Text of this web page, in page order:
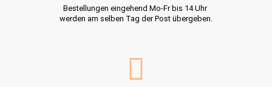
Bestellungen eingehend Mo-Fr bis 14 Uhr
werden am selben Tag der Post übergeben.